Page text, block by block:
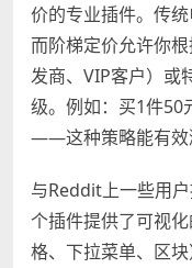
价的专业插件。传
而阶梯定价允许你
发商、VIP客户）或
级。例如：买1件
——这种策略能有效
与Reddit上一些用
个插件提供了可视
格、下拉菜单、区